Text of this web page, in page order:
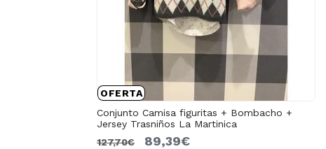
OFERTA
Conjunto Camisa figuritas + Bombacho +
Jersey Trasniños La Martinica
127,70€
89,39€